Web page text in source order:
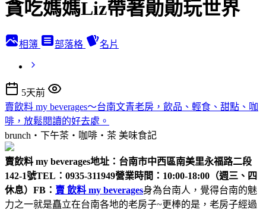
貪吃媽媽Liz帶著勛勛玩世界
相簿 部落格 名片
5天前
賣飲料 my beverages～台南文青老房，飲品、輕食、甜點、咖
啡，放鬆閱讀的好去處。
brunch‧下午茶‧咖啡‧茶 美味食記
賣飲料 my beverages地址：台南市中西區南美里永福路二段
142-1號TEL：0935-311949營業時間：10:00-18:00（週三、四
休息） FB： 賣 飲料 my beverages身為台南人，覺得台南的魅
力之一就是矗立在台南各地的老房子~更棒的是，老房子經過